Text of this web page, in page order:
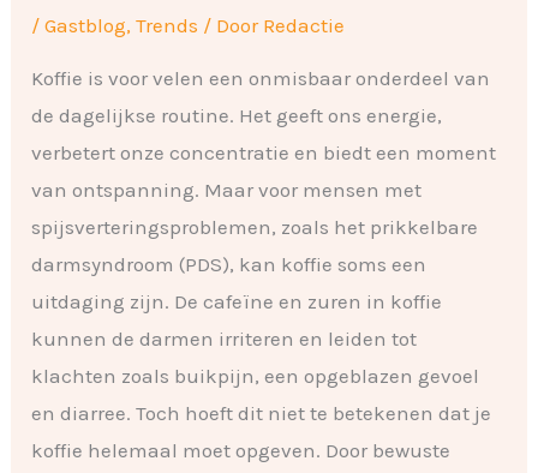
/Gastblog,Trends / Door Redactie
Koffie is voor velen een onmisbaar onderdeel van
de dagelijkse routine. Het geeft ons energie,
verbetert onze concentratie en biedt een moment
van ontspanning. Maar voor mensen met
spijsverteringsproblemen, zoals het prikkelbare
darmsyndroom (PDS), kan koffie soms een
uitdaging zijn. De cafeïne en zuren in koffie
kunnen de darmen irriteren en leiden tot
klachten zoals buikpijn, een opgeblazen gevoel
en diarree. Toch hoeft dit niet te betekenen dat je
koffie helemaal moet opgeven. Door bewuste